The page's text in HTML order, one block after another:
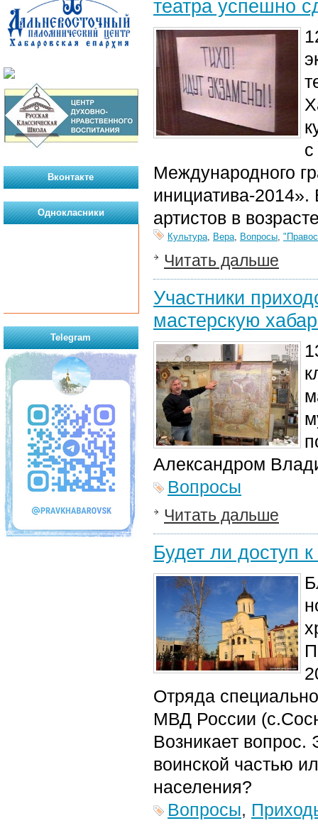
театра успешно
Международного
инициатива-2014».
артистов в
Культура, Вера, Вопросы,
Читать дальше
Участники
мастерскую
Александром
Вопросы
Читать дальше
Будет ли доступ
Отряда
МВД России
Возникает вопрос.
воинской частью
населения?
Вопросы,
Вконтакте
Однокласники
Telegram